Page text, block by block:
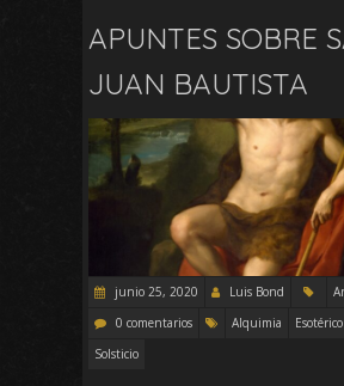
APUNTES SOBRE
JUAN BAUTISTA
junio 25, 2020 Luis Bond
0 comentarios
Alquimia Esotérico
Solsticio